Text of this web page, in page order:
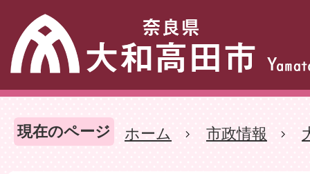
現在のページ ホーム 市政情報